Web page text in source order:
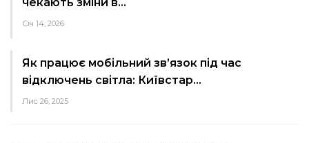
чекають зміни в…
Січ 14, 2026
Як працює мобільний зв’язок під час
відключень світла: Київстар…
Лис 26, 2025